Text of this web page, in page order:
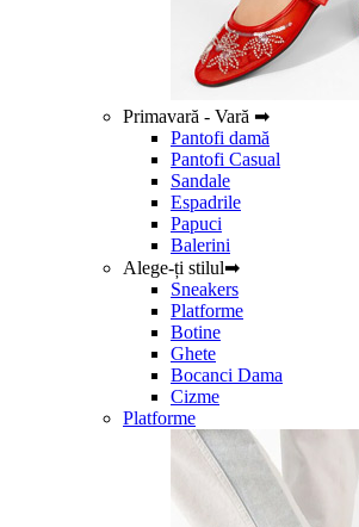
Primavară - Vară ➡
Pantofi damă
Pantofi Casual
Sandale
Espadrile
Papuci
Balerini
Alege-ți stilul➡
Sneakers
Platforme
Botine
Ghete
Bocanci Dama
Cizme
Platforme